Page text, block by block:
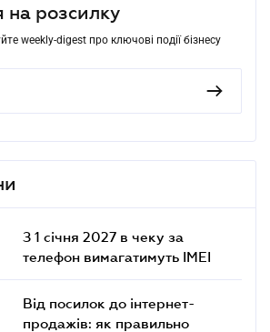
на розсилку
weekly-digest про ключові події бізнесу
З 1 січня 2027 в чеку за
телефон вимагатимуть IMEI
Від посилок до інтернет-
продажів: як правильно